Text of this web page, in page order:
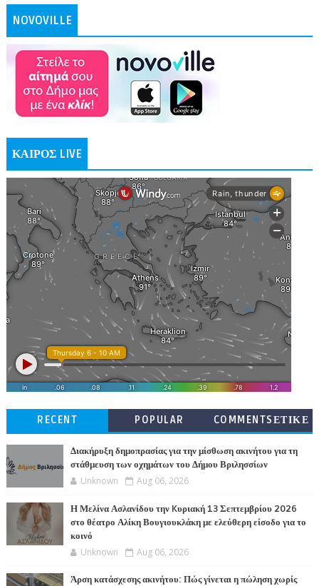
NOVOVILLE
ΚΑΙΡΟΣ LIVE
RECENT POPULAR
COMMENTSΕΤΙΚΕ
Διακήρυξη δημοπρασίας για την μίσθωση ακινήτου για τη
στάθμευση των οχημάτων του Δήμου Βριλησσίων
Unknown Aug 06, 2026
Η Μελίνα Ασλανίδου την Kυριακή 13 Σεπτεμβρίου 2026
στο θέατρο Αλίκη Βουγιουκλάκη με ελεύθερη είσοδο για το
κοινό
Unknown Aug 06, 2026
Άρση κατάσχεσης ακινήτου: Πώς γίνεται η πώληση χωρίς